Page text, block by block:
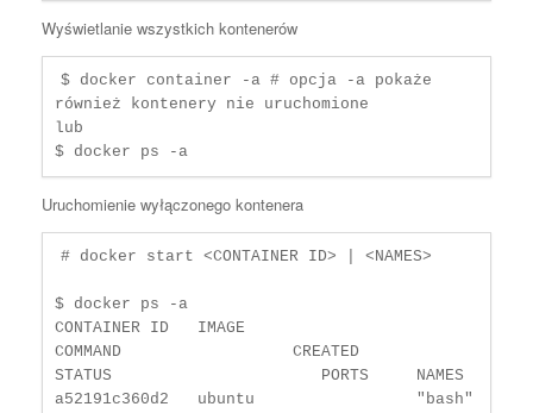
Wyświetlanie wszystkich kontenerów
$ docker container -a # opcja -a pokaże
również kontenery nie uruchomione
lub
$ docker ps -a
Uruchomienie wyłączonego kontenera
# docker start <CONTAINER ID> | <NAMES>
$ docker ps -a
CONTAINER ID   IMAGE
COMMAND                  CREATED
STATUS                      PORTS     NAMES
a52191c360d2   ubuntu                 "bash"